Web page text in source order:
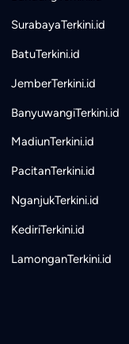
SurabayaTerkini.id
BatuTerkini.id
JemberTerkini.id
BanyuwangiTerkini.id
MadiunTerkini.id
PacitanTerkini.id
NganjukTerkini.id
KediriTerkini.id
LamonganTerkini.id